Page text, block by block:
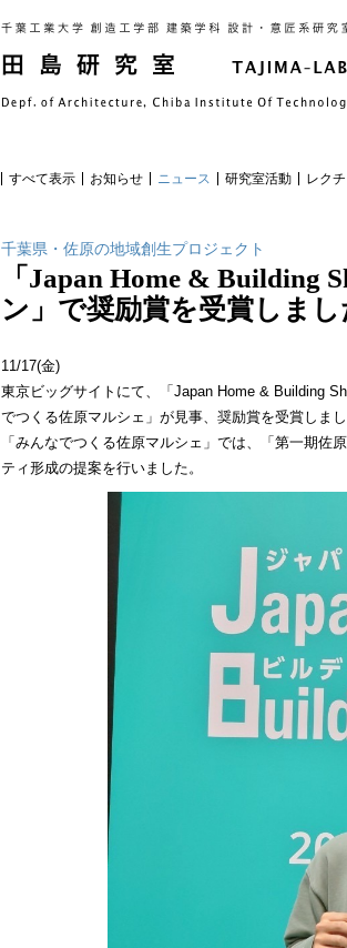
すべて表示 お知らせ ニュース 研究室活動 レク
千葉県・佐原の地域創生プロジェクト
「Japan Home &
ン」で奨励賞を受賞しまし
11/17(金)
東京ビッグサイトにて、「Japan Home & Building
でつくる佐原マルシェ」が見事、奨励賞を受賞しまし
「みんなでつくる佐原マルシェ」では、「第一期
ティ形成の提案を行いました。